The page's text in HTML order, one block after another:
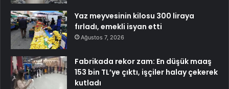
Yaz meyvesinin kilosu 300 liraya
fırladı, emekli isyan etti
Ağustos 7, 2026
Fabrikada rekor zam: En düşük maaş
153 bin TL’ye çıktı, işçiler halay çekerek
kutladı